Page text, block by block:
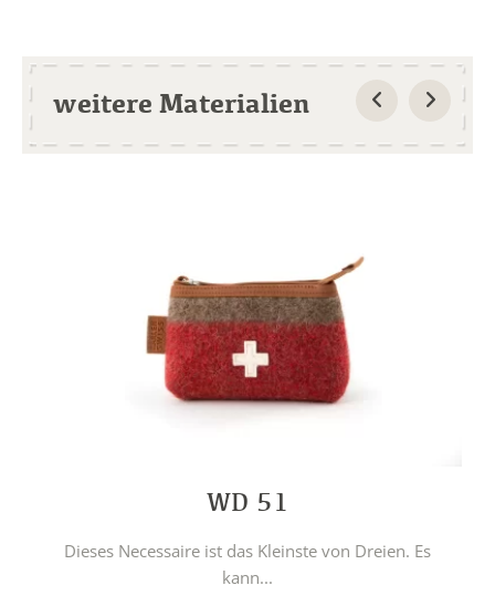
weitere Materialien
WD 51
Dieses Necessaire ist das Kleinste von Dreien. Es
kann...